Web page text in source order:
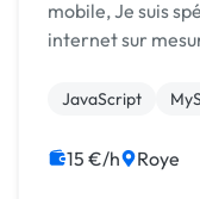
mobile, Je suis
internet sur
JavaScript
15 €/h Roye